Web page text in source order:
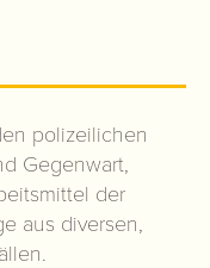
polizeilichen
Gegenwart,
der
aus diversen,